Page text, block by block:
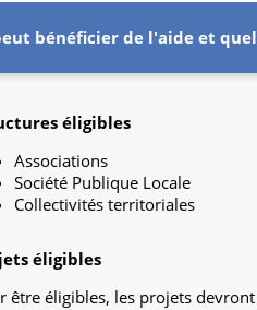
bénéficier de l'aide et
éligibles
Associations
Société Publique Locale
Collectivités territoriales
éligibles
être éligibles, les projets